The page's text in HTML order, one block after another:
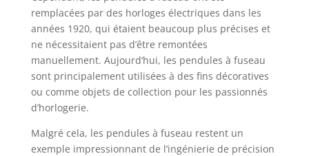
remplacées par des horloges électriques dans les
années 1920, qui étaient beaucoup plus précises et
ne nécessitaient pas d’être remontées
manuellement. Aujourd’hui, les pendules à fuseau
sont principalement utilisées à des fins décoratives
ou comme objets de collection pour les passionnés
d’horlogerie.
Malgré cela, les pendules à fuseau restent un
exemple impressionnant de l’ingénierie de précision